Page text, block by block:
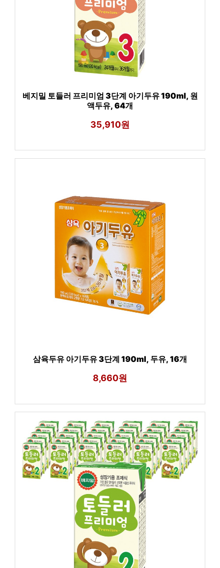
베지밀 토들러 프리미엄 3단계 아기두유 190ml, 원
액두유, 64개
35,910원
삼육두유 아기두유 3단계 190ml, 두유, 16개
8,660원